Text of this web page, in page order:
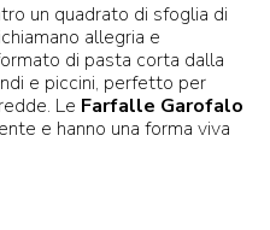
un quadrato di sfoglia di
allegria e
di pasta corta dalla
e piccini, perfetto per
Le Farfalle Garofalo
e hanno una forma viva